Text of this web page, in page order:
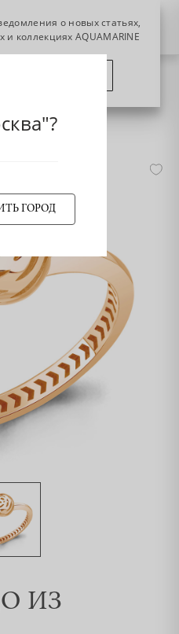
ИЗ
ГОРОД
о новых статьях,
и коллекциях AQUAMARINE